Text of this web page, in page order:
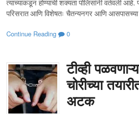
त्याच्याकडून होण्याची शक्यता पोलिसांनी वर्तवली आहे.
परिसरात आणि विशेषतः चैतन्यनगर आणि
Continue Reading 0
टीव्ही
चोरीच्या
अटक